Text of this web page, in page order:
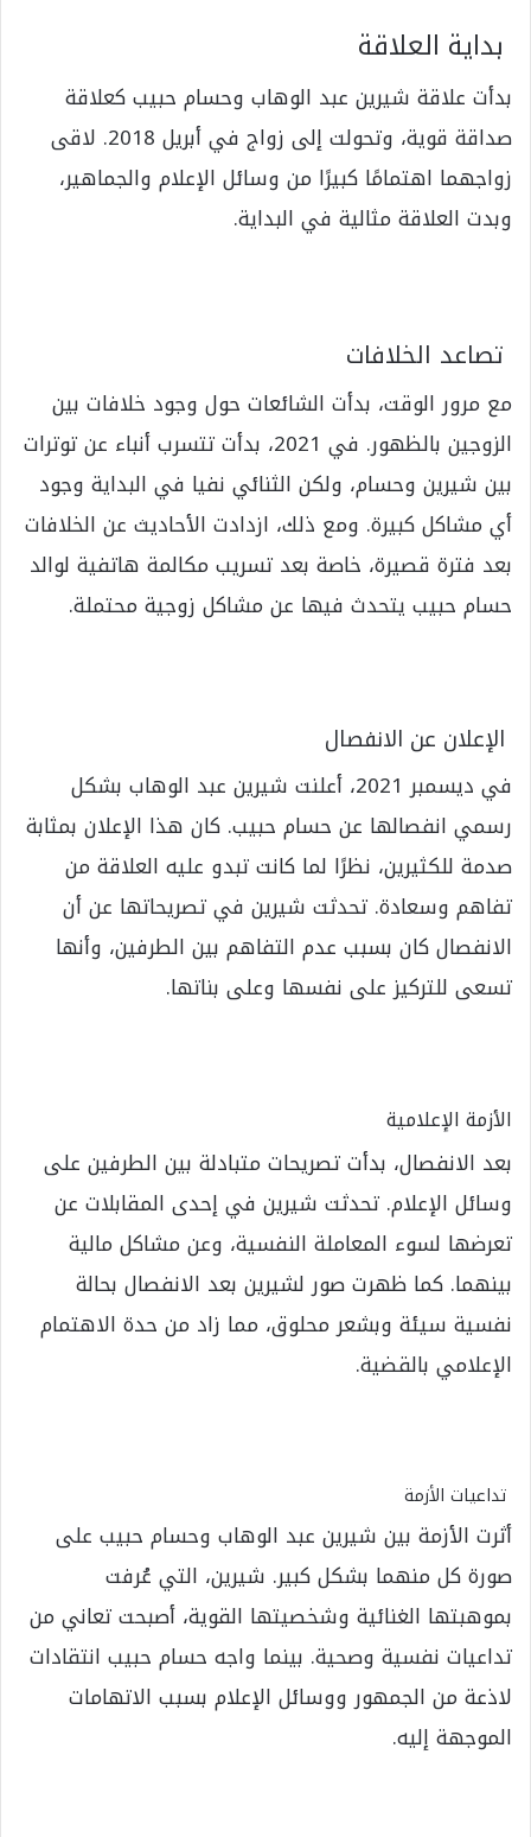
بداية العلاقة
بدأت علاقة شيرين عبد الوهاب وحسام حبيب كعلاقة
صداقة قوية، وتحولت إلى زواج في أبريل 2018. لاقى
زواجهما اهتمامًا كبيرًا من وسائل الإعلام والجماهير،
وبدت العلاقة مثالية في البداية.
تصاعد الخلافات
مع مرور الوقت، بدأت الشائعات حول وجود خلافات بين
الزوجين بالظهور. في 2021، بدأت تتسرب أنباء عن توترات
بين شيرين وحسام، ولكن الثنائي نفيا في البداية وجود
أي مشاكل كبيرة. ومع ذلك، ازدادت الأحاديث عن الخلافات
بعد فترة قصيرة، خاصة بعد تسريب مكالمة هاتفية لوالد
حسام حبيب يتحدث فيها عن مشاكل زوجية محتملة.
الإعلان عن الانفصال
في ديسمبر 2021، أعلنت شيرين عبد الوهاب بشكل
رسمي انفصالها عن حسام حبيب. كان هذا الإعلان بمثابة
صدمة للكثيرين، نظرًا لما كانت تبدو عليه العلاقة من
تفاهم وسعادة. تحدثت شيرين في تصريحاتها عن أن
الانفصال كان بسبب عدم التفاهم بين الطرفين، وأنها
تسعى للتركيز على نفسها وعلى بناتها.
الأزمة الإعلامية
بعد الانفصال، بدأت تصريحات متبادلة بين الطرفين على
وسائل الإعلام. تحدثت شيرين في إحدى المقابلات عن
تعرضها لسوء المعاملة النفسية، وعن مشاكل مالية
بينهما. كما ظهرت صور لشيرين بعد الانفصال بحالة
نفسية سيئة وبشعر محلوق، مما زاد من حدة الاهتمام
الإعلامي بالقضية.
تداعيات الأزمة
أثرت الأزمة بين شيرين عبد الوهاب وحسام حبيب على
صورة كل منهما بشكل كبير. شيرين، التي عُرفت
بموهبتها الغنائية وشخصيتها القوية، أصبحت تعاني من
تداعيات نفسية وصحية. بينما واجه حسام حبيب انتقادات
لاذعة من الجمهور ووسائل الإعلام بسبب الاتهامات
الموجهة إليه.